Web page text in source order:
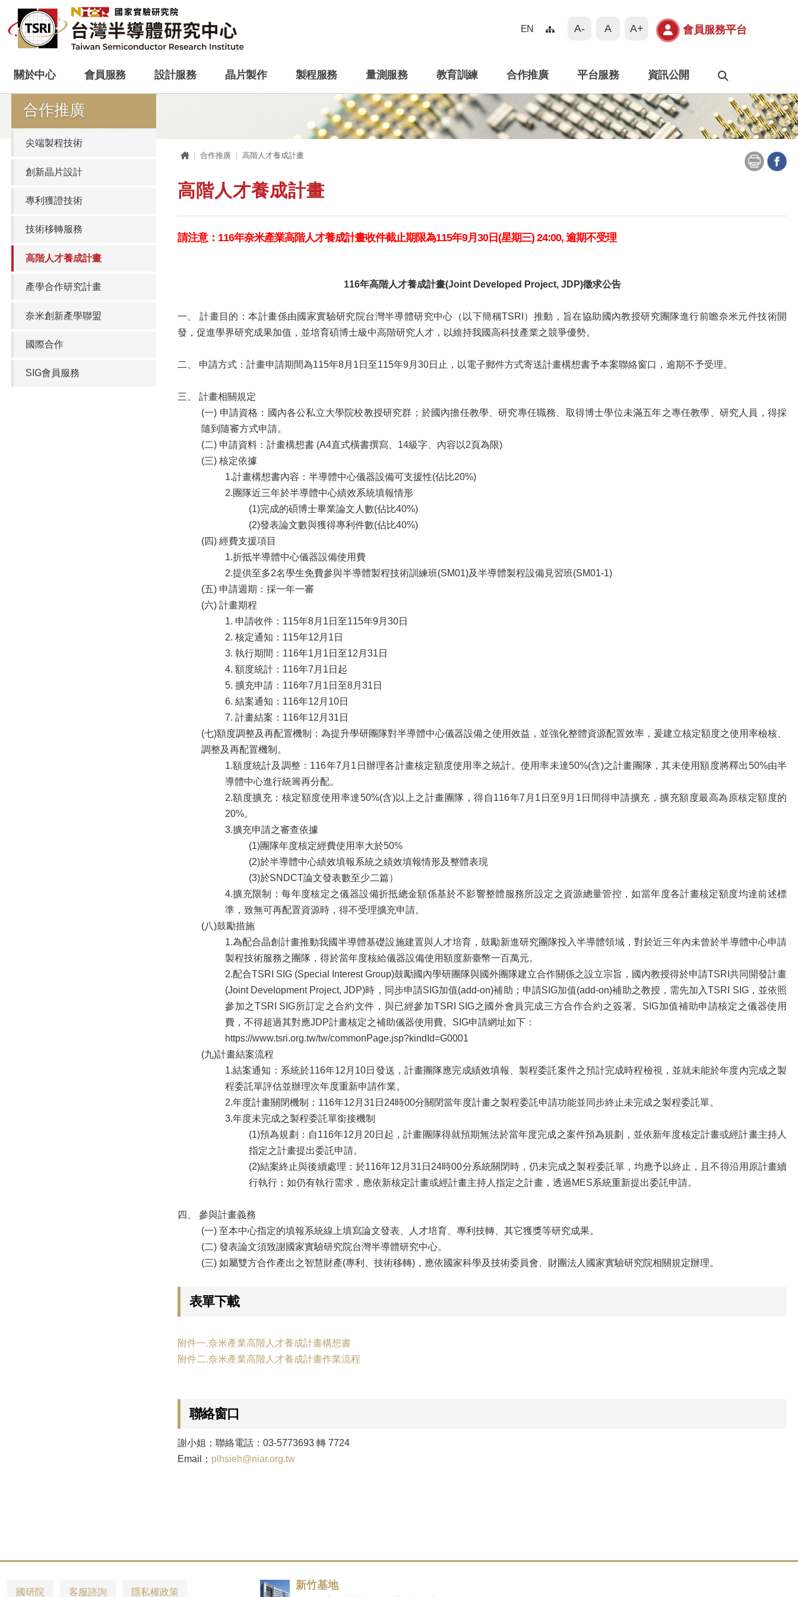
EN A- A A+ 會員服務平台
關於中心 會員服務 設計服務 晶片製作 製程服務 量測服務 教育訓練 合作推廣 平台服務 資訊公開
搜尋
合作推廣
尖端製程技術
創新晶片設計
專利獲證技術
技術移轉服務
高階人才養成計畫
產學合作研究計畫
奈米創新產學聯盟
國際合作
SIG會員服務
首頁合作推廣 高階人才養成計畫
高階人才養成計畫
請注意：116年奈米產業高階人才養成計畫收件截止期限為115年9月30日(星期三) 24:00, 逾期不受理
116年高階人才養成計畫(Joint Developed Project, JDP)徵求公告
一、 計畫目的：本計畫係由國家實驗研究院台灣半導體研究中心（以下簡稱TSRI）推動，旨在協助國內教授研究團隊進行前瞻奈米元件技術開
發，促進學界研究成果加值，並培育碩博士級中高階研究人才，以維持我國高科技產業之競爭優勢。
二、 申請方式：計畫申請期間為115年8月1日至115年9月30日止，以電子郵件方式寄送計畫構想書予本案聯絡窗口，逾期不予受理。
三、 計畫相關規定
(一) 申請資格：國內各公私立大學院校教授研究群；於國內擔任教學、研究專任職務、取得博士學位未滿五年之專任教學、研究人員，得採
隨到隨審方式申請。
(二) 申請資料：計畫構想書 (A4直式橫書撰寫、14級字、內容以2頁為限)
(三) 核定依據
1.計畫構想書內容：半導體中心儀器設備可支援性(佔比20%)
2.團隊近三年於半導體中心績效系統填報情形
(1)完成的碩博士畢業論文人數(佔比40%)
(2)發表論文數與獲得專利件數(佔比40%)
(四) 經費支援項目
1.折抵半導體中心儀器設備使用費
2.提供至多2名學生免費參與半導體製程技術訓練班(SM01)及半導體製程設備見習班(SM01-1)
(五) 申請週期：採一年一審
(六) 計畫期程
1. 申請收件：115年8月1日至115年9月30日
2. 核定通知：115年12月1日
3. 執行期間：116年1月1日至12月31日
4. 額度統計：116年7月1日起
5. 擴充申請：116年7月1日至8月31日
6. 結案通知：116年12月10日
7. 計畫結案：116年12月31日
(七)額度調整及再配置機制：為提升學研團隊對半導體中心儀器設備之使用效益，並強化整體資源配置效率，爰建立核定額度之使用率檢核、
調整及再配置機制。
1.額度統計及調整：116年7月1日辦理各計畫核定額度使用率之統計。使用率未達50%(含)之計畫團隊，其未使用額度將釋出50%由半
導體中心進行統籌再分配。
2.額度擴充：核定額度使用率達50%(含)以上之計畫團隊，得自116年7月1日至9月1日間得申請擴充，擴充額度最高為原核定額度的
20%。
3.擴充申請之審查依據
(1)團隊年度核定經費使用率大於50%
(2)於半導體中心績效填報系統之績效填報情形及整體表現
(3)於SNDCT論文發表數至少二篇）
4.擴充限制：每年度核定之儀器設備折抵總金額係基於不影響整體服務所設定之資源總量管控，如當年度各計畫核定額度均達前述標
準，致無可再配置資源時，得不受理擴充申請。
(八)鼓勵措施
1.為配合晶創計畫推動我國半導體基礎設施建置與人才培育，鼓勵新進研究團隊投入半導體領域，對於近三年內未曾於半導體中心申請
製程技術服務之團隊，得於當年度核給儀器設備使用額度新臺幣一百萬元。
2.配合TSRI SIG (Special Interest Group)鼓勵國內學研團隊與國外團隊建立合作關係之設立宗旨，國內教授得於申請TSRI共同開發計畫
(Joint Development Project, JDP)時，同步申請SIG加值(add-on)補助；申請SIG加值(add-on)補助之教授，需先加入TSRI SIG，並依照
參加之TSRI SIG所訂定之合約文件，與已經參加TSRI SIG之國外會員完成三方合作合約之簽署。SIG加值補助申請核定之儀器使用
費，不得超過其對應JDP計畫核定之補助儀器使用費。SIG申請網址如下：
https://www.tsri.org.tw/tw/commonPage.jsp?kindId=G0001
(九)計畫結案流程
1.結案通知：系統於116年12月10日發送，計畫團隊應完成績效填報、製程委託案件之預計完成時程檢視，並就未能於年度內完成之製
程委託單評估並辦理次年度重新申請作業。
2.年度計畫關閉機制：116年12月31日24時00分關閉當年度計畫之製程委託申請功能並同步終止未完成之製程委託單。
3.年度未完成之製程委託單銜接機制
(1)預為規劃：自116年12月20日起，計畫團隊得就預期無法於當年度完成之案件預為規劃，並依新年度核定計畫或經計畫主持人
指定之計畫提出委託申請。
(2)結案終止與後續處理：於116年12月31日24時00分系統關閉時，仍未完成之製程委託單，均應予以終止，且不得沿用原計畫續
行執行；如仍有執行需求，應依新核定計畫或經計畫主持人指定之計畫，透過MES系統重新提出委託申請。
四、 參與計畫義務
(一) 至本中心指定的填報系統線上填寫論文發表、人才培育、專利技轉、其它獲獎等研究成果。
(二) 發表論文須致謝國家實驗研究院台灣半導體研究中心。
(三) 如屬雙方合作產出之智慧財產(專利、技術移轉)，應依國家科學及技術委員會、財團法人國家實驗研究院相關規定辦理。
表單下載
附件一.奈米產業高階人才養成計畫構想書
附件二.奈米產業高階人才養成計畫作業流程
聯絡窗口
謝小姐；聯絡電話：03-5773693 轉 7724
Email： plhsieh@niar.org.tw
國研院 客服諮詢 隱私權政策
新竹基地